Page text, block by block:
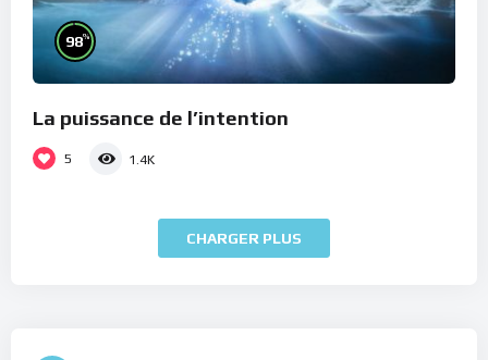
98%
La puissance de l’intention
5 1.4K
CHARGER PLUS